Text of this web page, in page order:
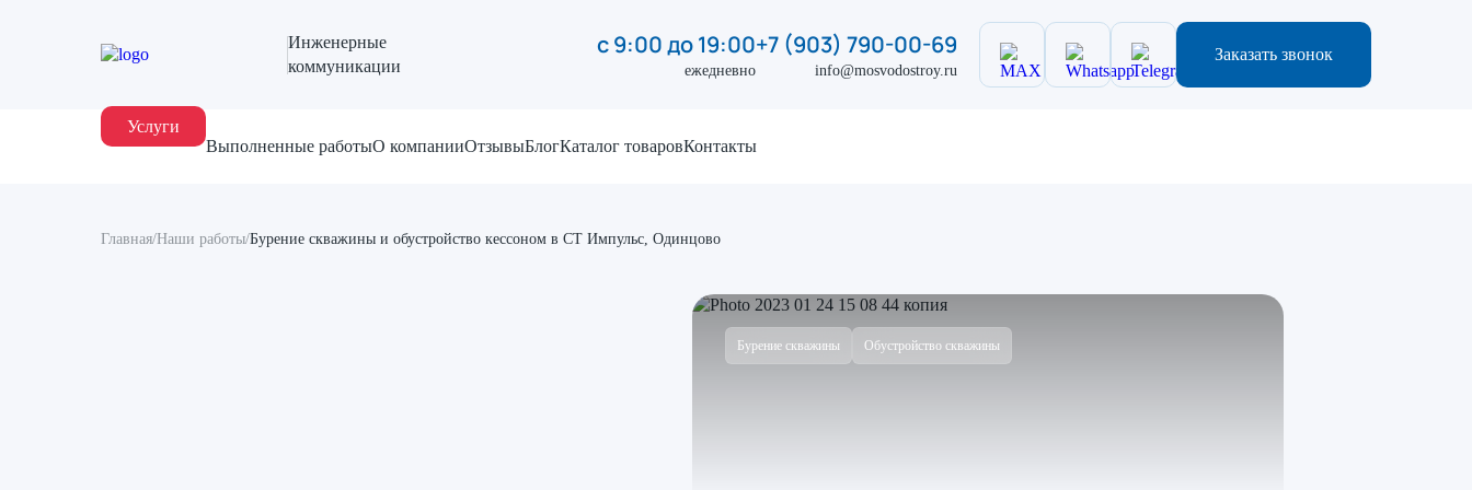
Инженерные
коммуникации
с 9:00 до 19:00
ежедневно
+7 (903) 790-00-69
info@mosvodostroy.ru
Заказать звонок
Услуги
Выполненные работыО компанииОтзывыБлогКаталог товаровКонтакты
Главная/Наши работы/Бурение скважины и обустройство кессоном в СТ Импульс, Одинцово
Бурение скважины Обустройство скважины